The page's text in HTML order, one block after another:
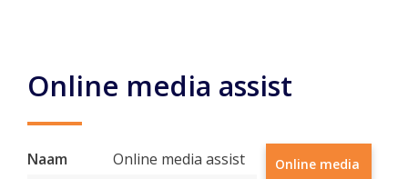
Online media assist
Naam Online media assist
Online media